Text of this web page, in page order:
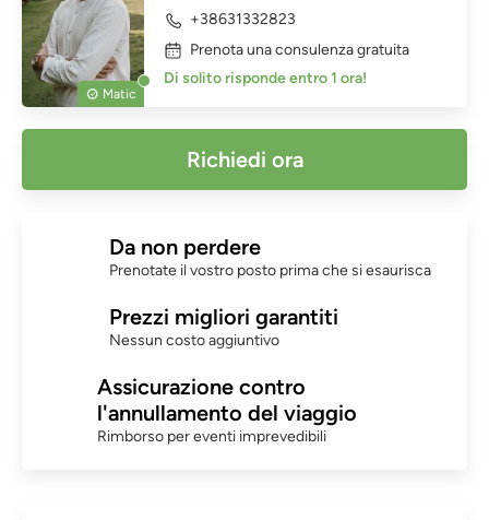
Matic
+38631332823
Prenota una consulenza gratuita
Di solito risponde entro 1 ora!
Richiedi ora
Da non perdere
Prenotate il vostro posto prima che si esaurisca
Prezzi migliori garantiti
Nessun costo aggiuntivo
Assicurazione contro
l'annullamento del viaggio
Rimborso per eventi imprevedibili